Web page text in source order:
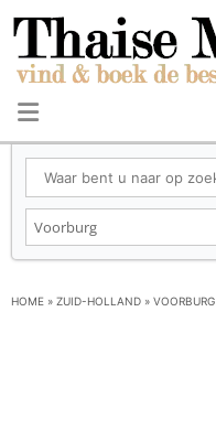
HOME » ZUID-HOLLAND » VOORBURG